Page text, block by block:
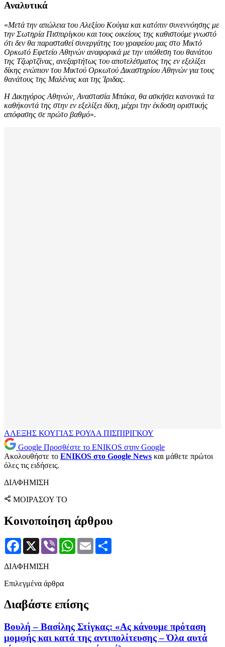
Αναλυτικά
«Μετά την απώλεια του Αλεξίου Κούγια και κατόπιν συνεννόησης με
την Σωτηρία Πισπιρίγκου και τους οικείους της καθιστούμε γνωστό
ότι δεν θα παρασταθεί συνεργάτης του γραφείου μας στο Μικτό
Ορκωτό Εφετείο Αθηνών αναφορικά με την υπόθεση του θανάτου
της Τζωρτζίνας, ανεξαρτήτως του αποτελέσματος της εν εξελίξει
δίκης ενώπιον του Μικτού Ορκωτού Δικαστηρίου Αθηνών για τους
θανάτους της Μαλένας και της Ίριδας.
Η Δικηγόρος Αθηνών, Αναστασία Μπάκα, θα ασκήσει κανονικά τα
καθήκοντά της στην εν εξελίξει δίκη, μέχρι την έκδοση οριστικής
απόφασης σε πρώτο βαθμό».
ΑΛΕΞΗΣ ΚΟΥΓΙΑΣ ΡΟΥΛΑ ΠΙΣΠΙΡΙΓΚΟΥ
Google Προσθέστε το ENIKOS στην Google
Ακολουθήστε το ENIKOS στο Google News και μάθετε πρώτοι
όλες τις ειδήσεις.
ΔΙΑΦΗΜΙΣΗ
ΜΟΙΡΑΣΟΥ ΤΟ
Κοινοποίηση άρθρου
Facebook
X Viber WhatsApp
Email
ΔΙΑΦΗΜΙΣΗ
Επιλεγμένα άρθρα
Διαβάστε επίσης
Βουλή – Βασίλης Στίγκας: «Ας κάνουμε πρόταση
μομφής και κατά της αντιπολίτευσης – Όλα αυτά